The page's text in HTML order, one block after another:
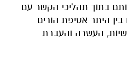
בתוך תהליכי הקשר עם
בין היתר אסיפת הורים
העשרה והעברת